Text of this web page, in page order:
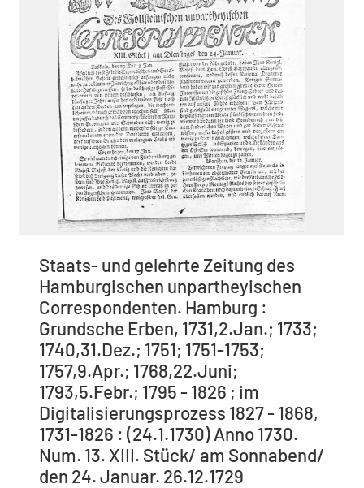
Staats- und gelehrte Zeitung des
Hamburgischen unpartheyischen
Correspondenten. Hamburg :
Grundsche Erben, 1731,2.Jan.; 1733;
1740,31.Dez.; 1751; 1751-1753;
1757,9.Apr.; 1768,22.Juni;
1793,5.Febr.; 1795 - 1826 ; im
Digitalisierungsprozess 1827 - 1868,
1731-1826 : (24.1.1730) Anno 1730.
Num. 13. XIII. Stück/ am Sonnabend/
den 24. Januar. 26.12.1729